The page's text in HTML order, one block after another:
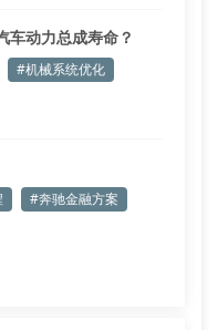
车动力总成寿命？
#机械系统优化
#奔驰金融方案